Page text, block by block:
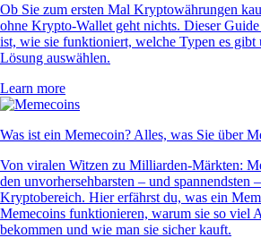
Ob Sie zum ersten Mal Kryptowährungen
ohne Krypto-Wallet geht nichts. Dieser
ist, wie sie funktioniert, welche Typen es gibt
Lösung auswählen.
Learn more
Was ist ein Memecoin? Alles, was Sie über
Von viralen Witzen zu Milliarden-Märkten:
den unvorhersehbarsten – und spannendsten
Kryptobereich. Hier erfährst du, was ein
Memecoins funktionieren, warum sie so viel
bekommen und wie man sie sicher kauft.